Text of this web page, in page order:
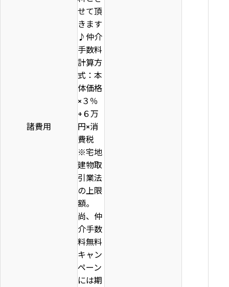
諸費用
せて頂
きます
♪仲介
手数料
計算方
式：本
体価格
×３％
+６万
円×消
費税
※宅地
建物取
引業法
の上限
額。
尚、仲
介手数
料無料
キャン
ペーン
には期